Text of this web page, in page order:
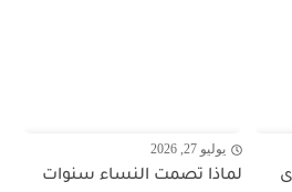
يوليو 27, 2026
لماذا تصمت النساء سنوات